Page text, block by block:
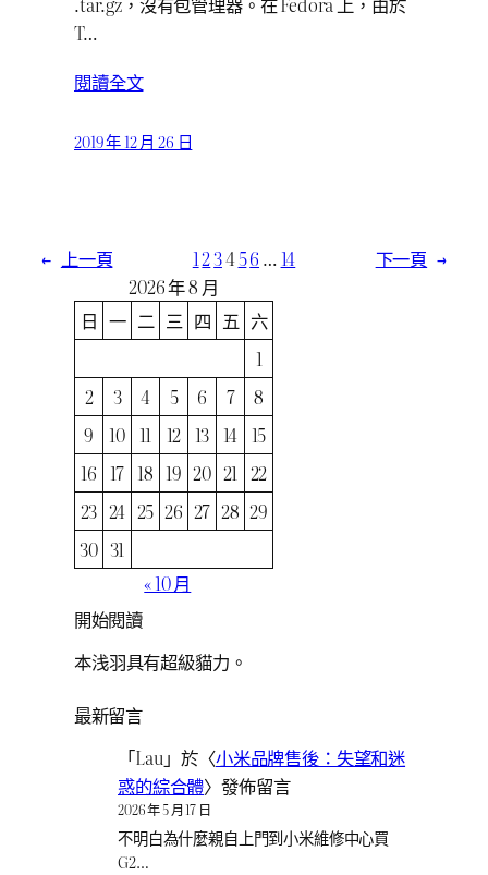
T…
閱讀全文
2019 年 12 月 26 日
← 上一頁 123456 …14 下一頁 →
2026 年 8 月
日 一 二 三 四 五 六
1
2
3 4 5 6 7
8
9
10 11 12 13 14 15
16 17 18 19 20 21 22
23 24 25 26 27 28 29
30 31
« 10 月
開始閱讀
本浅羽具有超級貓力。
最新留言
「Lau」於〈小米品牌售後：失望和迷
惑的綜合體〉發佈留言
2026 年 5 月 17 日
不明白為什麼親自上門到小米維修中心買
G2…